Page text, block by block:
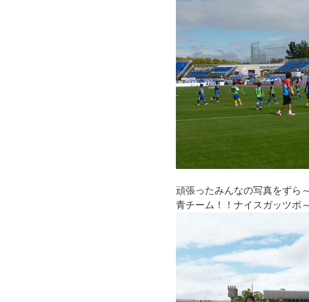
頑張ったみんなの写真をずら
青チーム！！ナイスガッツポ